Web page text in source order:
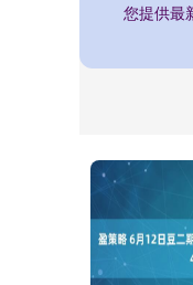
您提供最